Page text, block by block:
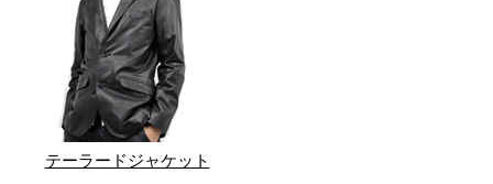
テーラードジャケット